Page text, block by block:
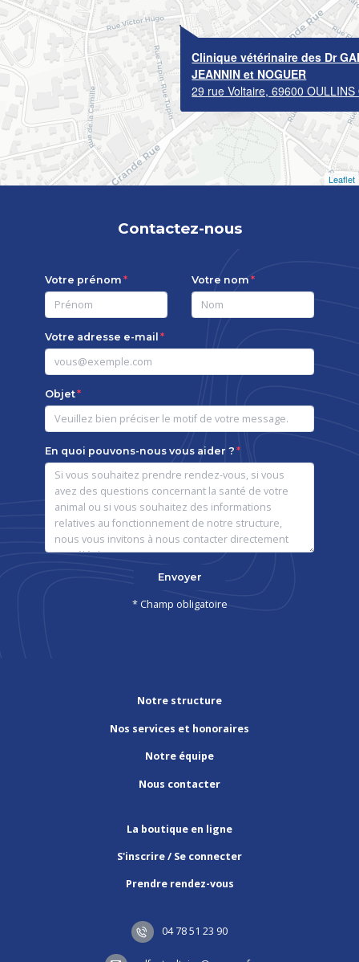
Clinique vétérinaire des Dr
JEANNIN et NOGUER
29 rue Voltaire, 69600 OULLINS
Leaflet
Contactez-nous
Votre prénom Votre nom
Votre adresse e-mail
Objet
En quoi pouvons-nous vous aider ?
Envoyer
* Champ obligatoire
Notre structure
Nos services et honoraires
Notre équipe
Nous contacter
La boutique en ligne
S'inscrire / Se connecter
Prendre rendez-vous
04 78 51 23 90